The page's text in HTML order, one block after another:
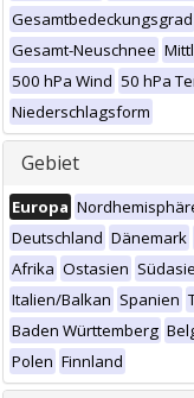
Gesamtbedeckungsgrad
Gesamt-Neuschnee
500 hPa Wind 50 hPa
Niederschlagsform
Gebiet
Europa
Deutschland Dänemark
Afrika Ostasien
Italien/Balkan Spanien
Baden Württemberg
Polen Finnland